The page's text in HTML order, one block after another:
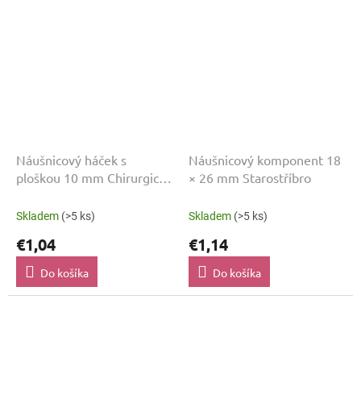
Náušnicový háček s
ploškou 10 mm Chirurgická
Skladem (>5 ks)
€1,04
Do košíka
Náušnicový komponent 18
× 26 mm Starostříbro
Skladem (>5 ks)
€1,14
Do košíka